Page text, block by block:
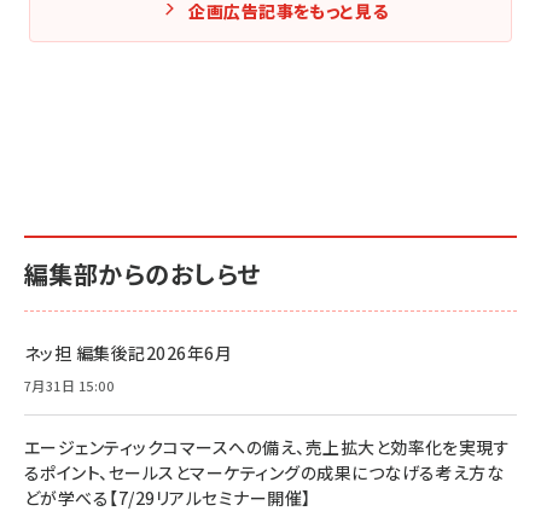
企画広告記事をもっと見る
編集部からのおしらせ
ネッ担 編集後記2026年6月
7月31日 15:00
エージェンティックコマースへの備え、売上拡大と効率化を実現す
るポイント、セールスとマーケティングの成果につなげる考え方な
どが学べる【7/29リアルセミナー開催】